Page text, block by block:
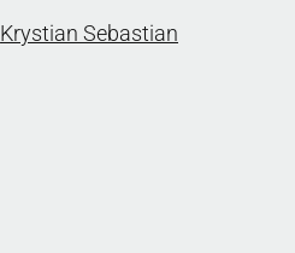
Krystian Sebastian